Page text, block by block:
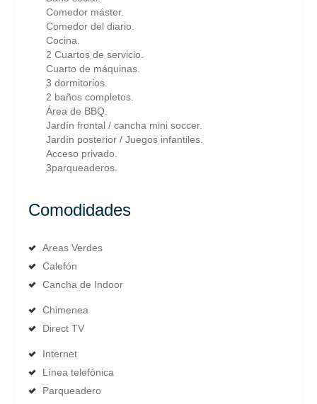
Comedor máster.
Comedor del diario.
Cocina.
2 Cuartos de servicio.
Cuarto de máquinas.
3 dormitorios.
2 baños completos.
Área de BBQ.
Jardín frontal / cancha mini soccer.
Jardín posterior / Juegos infantiles.
Acceso privado.
3parqueaderos.
Comodidades
Areas Verdes
Calefón
Cancha de Indoor
Chimenea
Direct TV
Internet
Línea telefónica
Parqueadero